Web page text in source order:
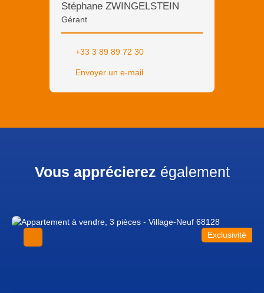
Stéphane ZWINGELSTEIN
Gérant
+33 3 89 89 72 30
Envoyer un e-mail
Vous apprécierez également
Exclusivité